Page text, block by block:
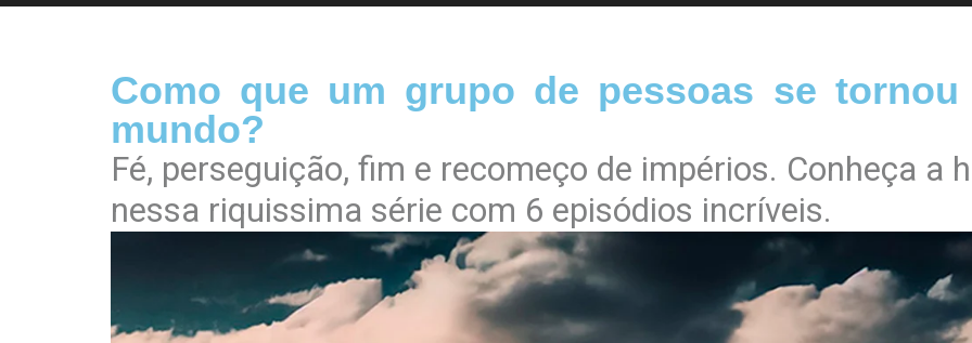
Como que um grupo de pessoas se
mundo?
Fé, perseguição, fim e recomeço de impérios. Conheça a
nessa riquissima série com 6 episódios incríveis.